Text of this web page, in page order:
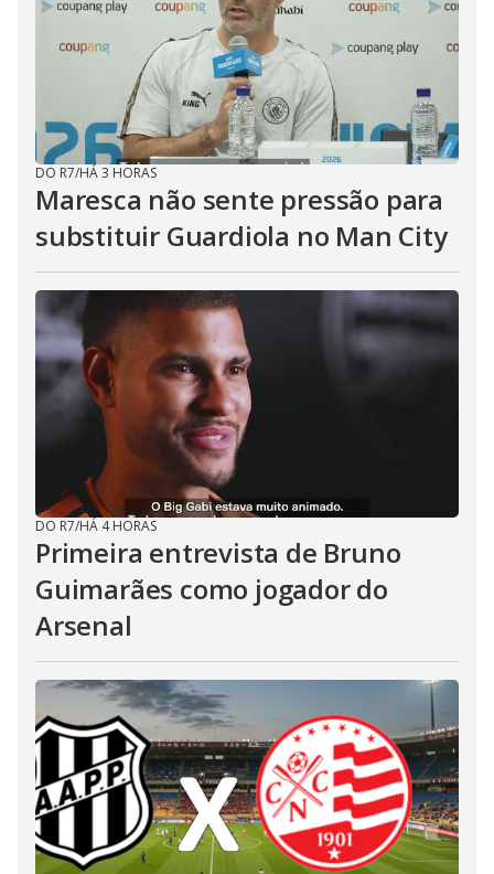
DO R7/HÁ 3 HORAS
Maresca não sente pressão para
substituir Guardiola no Man City
DO R7/HÁ 4 HORAS
Primeira entrevista de Bruno
Guimarães como jogador do
Arsenal